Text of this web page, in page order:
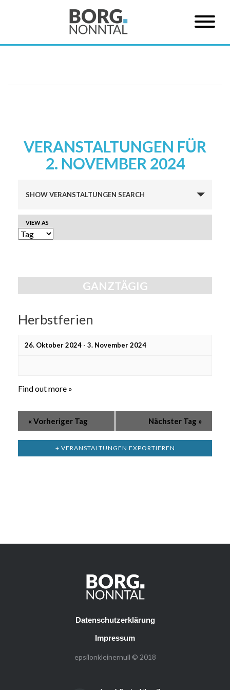
VERANSTALTUNGEN FÜR
2. NOVEMBER 2024
Suche
und
Ansichten,
SHOW VERANSTALTUNGEN SEARCH
VERANSTALTUNG
ANSICHTEN-
VIEW AS
GANZTÄGIG
Herbstferien
26. Oktober 2024 - 3. November 2024
Find out more »
« Vorheriger Tag Nächster Tag »
+ VERANSTALTUNGEN EXPORTIEREN
Datenschutzerklärung
Impressum
epsilonkleinernull © 2018